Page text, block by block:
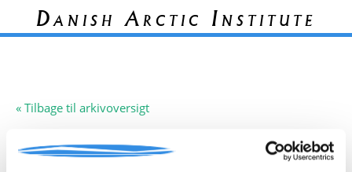
Danish Arctic Institute
« Tilbage til arkivoversigt
Arkivfond
A 081
A. Fischer